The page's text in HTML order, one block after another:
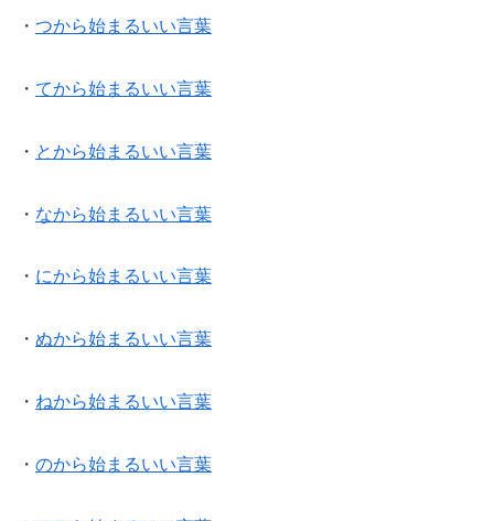
・ つから始まるいい言葉
・ てから始まるいい言葉
・ とから始まるいい言葉
・ なから始まるいい言葉
・ にから始まるいい言葉
・ ぬから始まるいい言葉
・ ねから始まるいい言葉
・ のから始まるいい言葉